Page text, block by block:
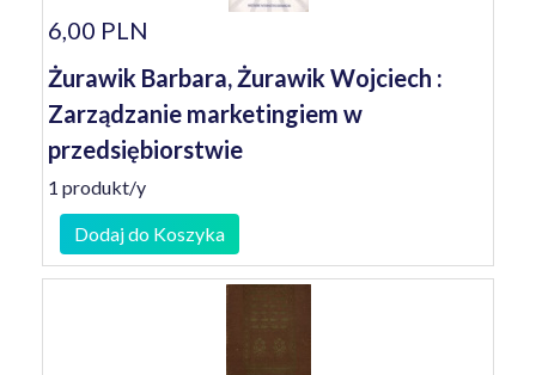
6,00 PLN
Żurawik Barbara, Żurawik Wojciech :
Zarządzanie marketingiem w
przedsiębiorstwie
1 produkt/y
Dodaj do Koszyka